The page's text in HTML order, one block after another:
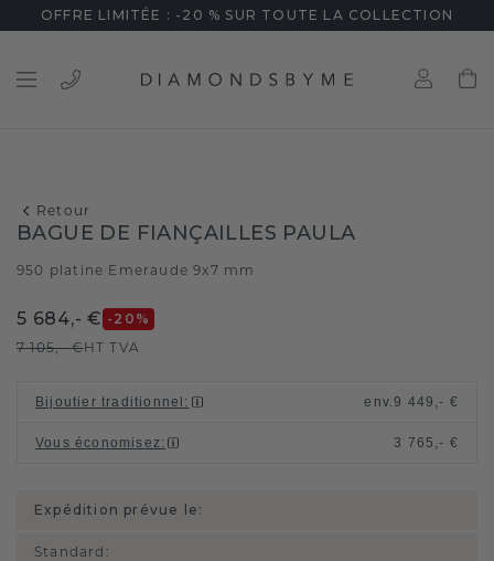
OFFRE LIMITÉE : -20 % SUR TOUTE LA COLLECTION
Retour
BAGUE DE FIANÇAILLES PAULA
950 platine Emeraude 9x7 mm
5 684,- € -20 %
7 105,- €HT TVA
Bijoutier traditionnel : env.9 449,- €
Vous économisez: 3 765,- €
Expédition prévue le:
Standard :